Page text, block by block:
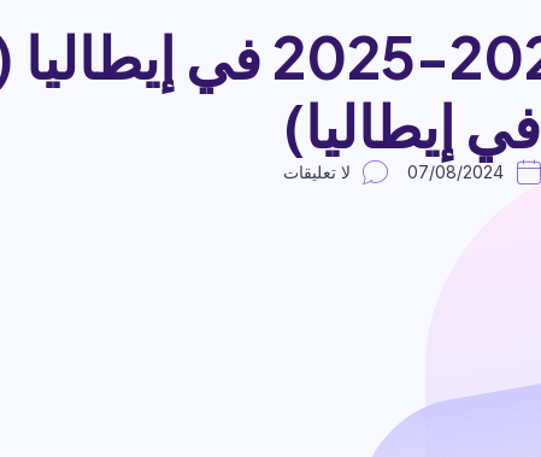
منح جامعة باليرمو 2024-
في إيطاليا)
07/08/2024 لا تعليقات